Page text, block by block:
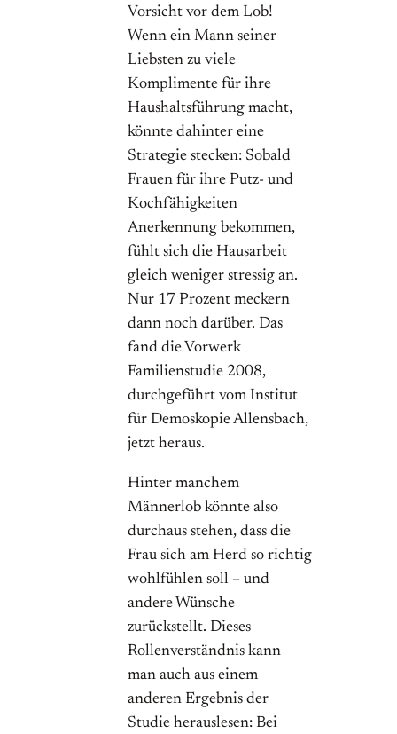
Vorsicht vor dem Lob!
Wenn ein Mann seiner
Liebsten zu viele
Komplimente für ihre
Haushaltsführung macht,
könnte dahinter eine
Strategie stecken: Sobald
Frauen für ihre Putz- und
Kochfähigkeiten
Anerkennung bekommen,
fühlt sich die Hausarbeit
gleich weniger stressig an.
Nur 17 Prozent meckern
dann noch darüber. Das
fand die Vorwerk
Familienstudie 2008,
durchgeführt vom Institut
für Demoskopie Allensbach,
jetzt heraus.
Hinter manchem
Männerlob könnte also
durchaus stehen, dass die
Frau sich am Herd so richtig
wohlfühlen soll – und
andere Wünsche
zurückstellt. Dieses
Rollenverständnis kann
man auch aus einem
anderen Ergebnis der
Studie herauslesen: Bei